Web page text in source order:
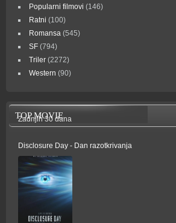
Popularni filmovi (146)
Ratni (100)
Romansa (545)
SF (794)
Triler (2272)
Western (90)
TOP MOVIE
Zadnjih 30 dana
Disclosure Day - Dan razotkrivanja